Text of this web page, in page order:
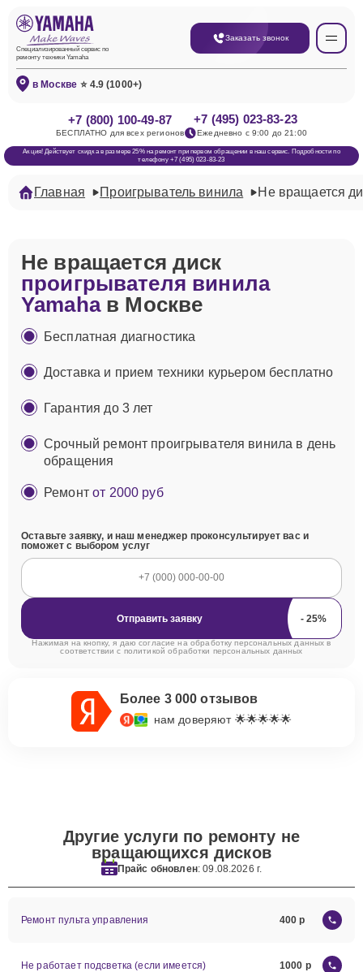
Специализированный сервис по
ремонту техники Yamaha
Заказать звонок
в Москве ⭐ 4.9 (1000+)
+7 (800) 100-49-87
БЕСПЛАТНО для всех регионов
+7 (495) 023-83-23
Ежедневно с 9:00 до 21:00
Акция! Действует скидка в размере 25% на ремонт при первом обращении в наш сервис. Подробности по
телефону +7 (495) 023-83-23
Главная Проигрыватель винила Не вращается
Не вращается диск
проигрывателя винила
Yamahaв Москве
Бесплатная диагностика
Доставка и прием техники курьером бесплатно
Гарантия до 3 лет
Срочный ремонт проигрывателя винила в день
обращения
Ремонтот 2000 руб
Оставьте заявку, и наш менеджер проконсультирует вас и
поможет с выбором услуг
Отправить заявку
Нажимая на кнопку, я даю согласие на обработку персональных данных в
соответствии с политикой обработки персональных данных
Более 3 000 отзывов
нам доверяют 🌟🌟🌟🌟🌟
Другие услуги по ремонту не
вращающихся дисков
Прайс обновлен: 09.08.2026 г.
Ремонт пульта управления 400
Не работает подсветка (если имеется) 1000